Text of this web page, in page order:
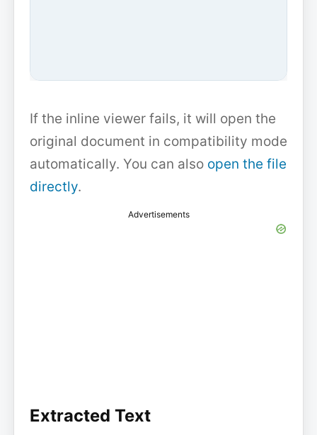
If the inline viewer fails, it will open the
original document in compatibility mode
automatically. You can also open the file
directly.
Advertisements
Extracted Text